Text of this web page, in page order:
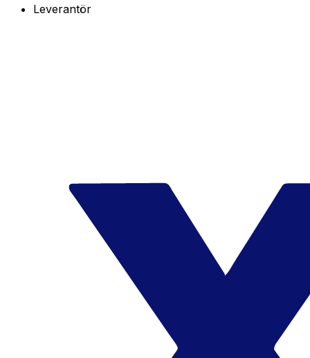
Leverantör